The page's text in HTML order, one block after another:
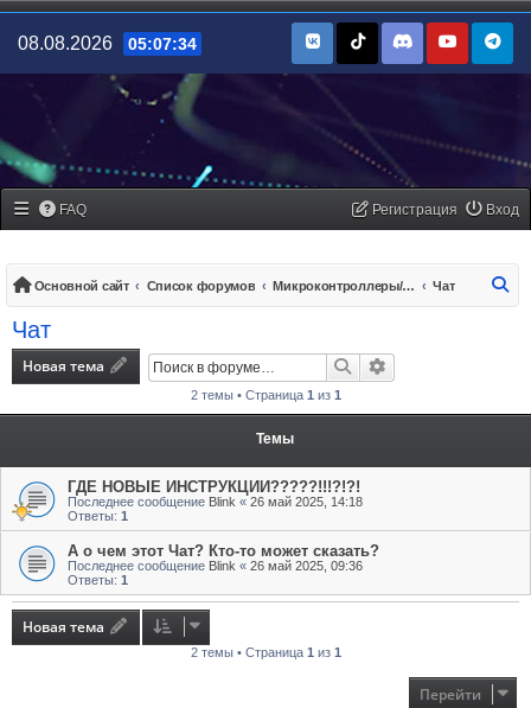
08.08.2026 05:07:34
FAQ Вход
Регистрация
Основной сайт Список форумов Микроконтроллеры/платы управления Чат
Чат
Новая тема Поиск
2 темы • Страница 1 из 1
Темы
ГДЕ НОВЫЕ ИНСТРУКЦИИ?????!!!?!?!
Последнее сообщение Blink « 26 май 2025, 14:18
Ответы: 1
А о чем этот Чат? Кто-то может сказать?
Последнее сообщение Blink « 26 май 2025, 09:36
Ответы: 1
Новая тема
2 темы • Страница 1 из 1
Перейти